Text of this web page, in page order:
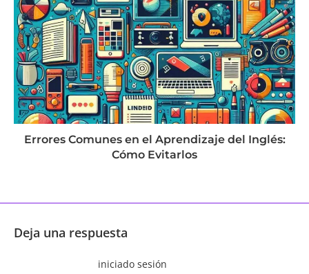
Errores Comunes en el Aprendizaje del Inglés:
Cómo Evitarlos
Deja una respuesta
iniciado sesión